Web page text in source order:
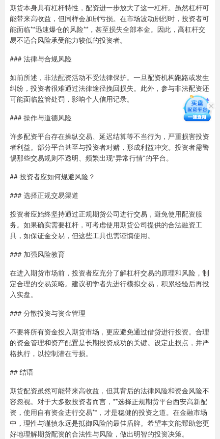
期货本身具有杠杆特性，配资进一步放大了这一杠杆。虽然杠杆可
能带来高收益，但同样会加剧亏损。在市场波动剧烈时，投资者可
能面临**迅速爆仓的风险**，甚至损失全部本金。因此，高杠杆交
易不适合风险承受能力较低的投资者。
### 法律与合规风险
如前所述，非法配资活动不受法律保护。一旦配资机构跑路或发生
纠纷，投资者很难通过法律途径挽回损失。此外，参与非法配资还
可能面临监管处罚，影响个人信用记录。
### 操作与道德风险
许多配资平台存在操纵交易、延迟结算等不当行为，严重损害投资
者利益。部分平台甚至与投资者对赌，形成利益冲突。投资者需警
惕那些交易规则不透明、频繁出现“异常行情”的平台。
## 投资者应如何规避风险？
### 选择正规交易渠道
投资者应始终坚持通过正规期货公司进行交易，避免使用配资服
务。如果确实需要杠杆，可考虑使用期货公司提供的合法融资工
具，如保证金交易，但这些工具也需谨慎使用。
### 加强风险教育
在进入期货市场前，投资者应充分了解杠杆交易的原理和风险，制
定合理的交易策略。建议初学者先进行模拟交易，积累经验后再投
入实盘。
### 分散投资与资金管理
不要将所有资金投入期货市场，更应避免通过借贷进行投资。合理
的资金管理和资产配置是长期投资成功的关键。设定止损点，并严
格执行，以控制潜在亏损。
## 结语
期货配资虽然可能带来高收益，但其背后的法律风险和资金风险不
容忽视。对于大多数投资者而言，**选择正规期货平台西安高新配
资，使用自有资金进行交易**，才是稳健的投资之道。在金融市场
中，理性与谨慎永远是抵御风险的最佳盾牌。希望本文能帮助您更
好地理解期货配资的合法性与风险，做出明智的投资决策。